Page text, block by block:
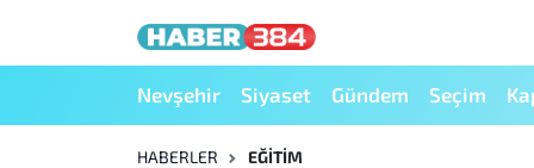
Nevşehir Siyaset Gündem Seçim
HABERLER EĞITIM
Nöbetçi Eczaneler
Hava Durumu